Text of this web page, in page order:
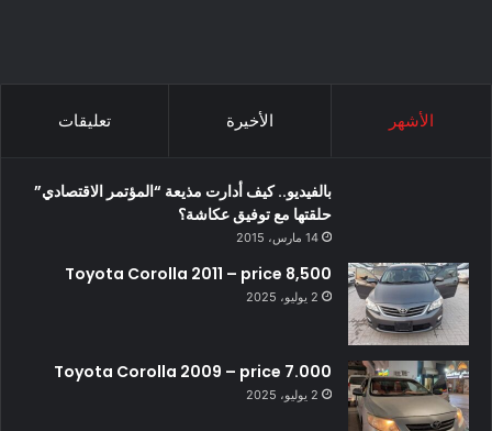
الأشهر الأخيرة تعليقات
بالفيديو.. كيف أدارت مذيعة “المؤتمر الاقتصادي”
حلقتها مع توفيق عكاشة؟
14 مارس، 2015
Toyota Corolla 2011 – price 8,500
2 يوليو، 2025
Toyota Corolla 2009 – price 7.000
2 يوليو، 2025